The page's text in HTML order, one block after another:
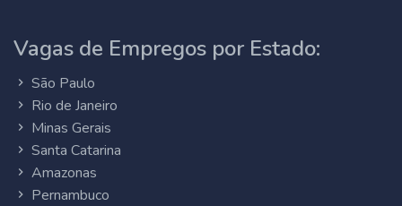
Vagas de Empregos por Estado:
São Paulo
Rio de Janeiro
Minas Gerais
Santa Catarina
Amazonas
Pernambuco